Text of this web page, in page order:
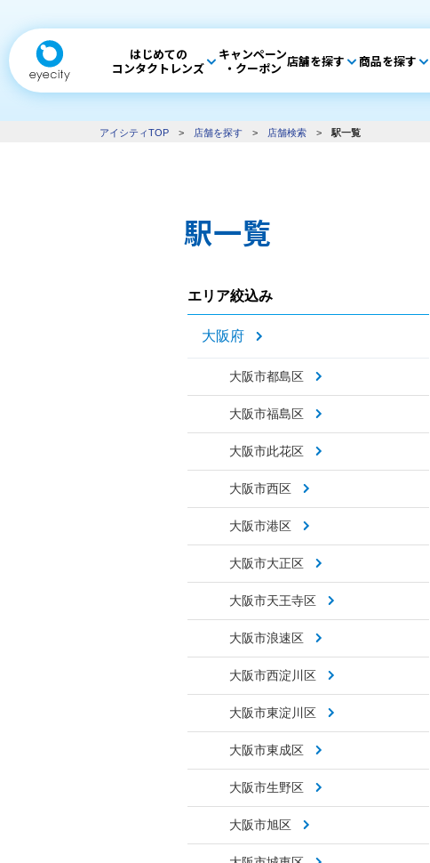
はじめての
コンタクトレンズ
キャンペーン
・クーポン 店舗を探す 商品を探す
アイシティTOP > 店舗を探す > 店舗検索 > 駅一覧
駅一覧
エリア絞込み
大阪府
大阪市都島区
大阪市福島区
大阪市此花区
大阪市西区
大阪市港区
大阪市大正区
大阪市天王寺区
大阪市浪速区
大阪市西淀川区
大阪市東淀川区
大阪市東成区
大阪市生野区
大阪市旭区